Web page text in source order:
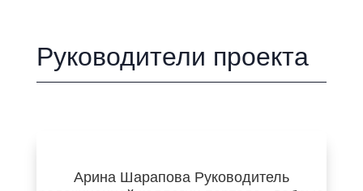
Руководители проекта
Арина Шарапова Руководитель